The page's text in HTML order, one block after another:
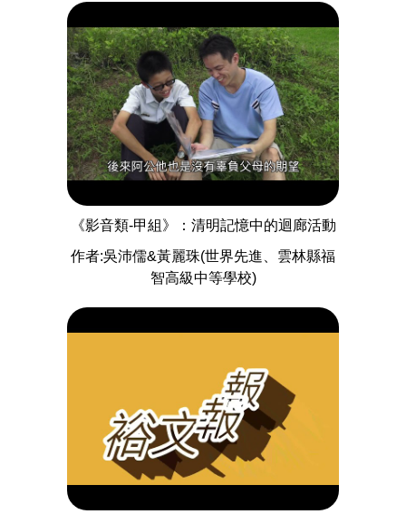
《影音類-甲組》：清明記憶中的迴廊活動
作者:吳沛儒&黃麗珠(世界先進、雲林縣福
智高級中等學校)